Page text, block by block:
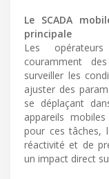
Le SCADA
principale
Les
couramment
surveiller les
ajuster des
se déplaçant
appareils
pour ces tâches,
réactivité et de
un impact direct